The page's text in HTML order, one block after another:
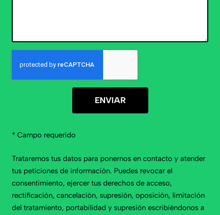
ENVIAR
* Campo requerido
Trataremos tus datos para ponernos en contacto y atender
tus peticiones de información. Puedes revocar el
consentimiento, ejercer tus derechos de acceso,
rectificación, cancelación, supresión, oposición, limitación
del tratamiento, portabilidad y supresión escribiéndonos a